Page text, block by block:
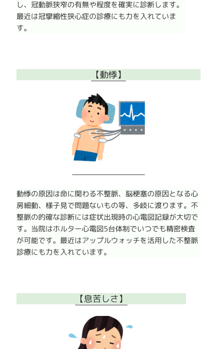
し、冠動脈狭窄の有無や程度を確実に診断します。
最近は冠攣縮性狭心症の診療にも力を入れていま
す。
【動悸】
動悸の原因は命に関わる不整脈、脳梗塞の原因となる心
房細動、様子見で問題ないもの等、多岐に渡ります。不
整脈の的確な診断には症状出現時の心電図記録が大切で
す。当院はホルター心電図5台体制でいつでも精密検査
が可能です。最近はアップルウォッチを活用した不整脈
診療にも力を入れています。
【息苦しさ】